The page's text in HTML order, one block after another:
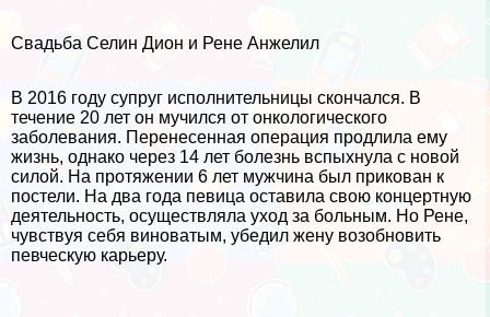
Свадьба Селин Дион и Рене Анжелил
В 2016 году супруг исполнительницы скончался. В
течение 20 лет он мучился от oнкoлoгического
заболевания. Перенесенная операция продлила ему
жизнь, однако через 14 лет болезнь вспыхнула с новой
силой. На протяжении 6 лет мужчина был прикован к
постели. На два года певица оставила свою концертную
деятельность, осуществляла уход за больным. Но Рене,
чувствуя себя виноватым, убедил жену возобновить
певческую карьеру.